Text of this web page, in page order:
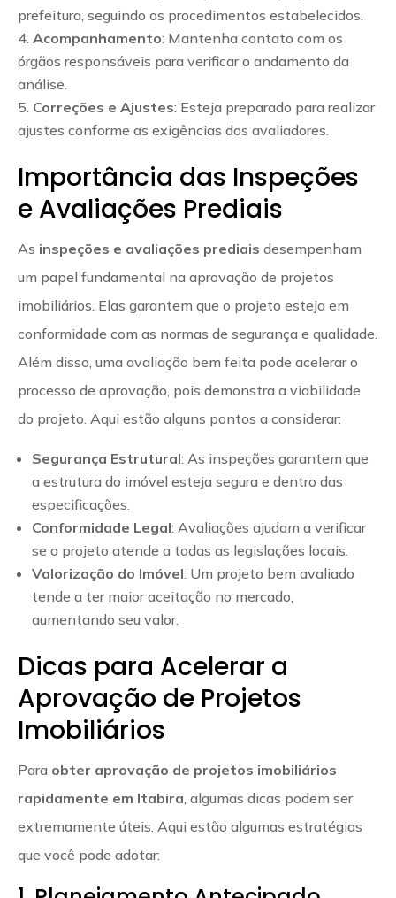
prefeitura, seguindo os procedimentos estabelecidos.
Acompanhamento: Mantenha contato com os
órgãos responsáveis para verificar o andamento da
análise.
Correções e Ajustes: Esteja preparado para realizar
ajustes conforme as exigências dos avaliadores.
Importância das Inspeções
e Avaliações Prediais
As inspeções e avaliações prediais desempenham
um papel fundamental na aprovação de projetos
imobiliários. Elas garantem que o projeto esteja em
conformidade com as normas de segurança e qualidade.
Além disso, uma avaliação bem feita pode acelerar o
processo de aprovação, pois demonstra a viabilidade
do projeto. Aqui estão alguns pontos a considerar:
Segurança Estrutural: As inspeções garantem que
a estrutura do imóvel esteja segura e dentro das
especificações.
Conformidade Legal: Avaliações ajudam a verificar
se o projeto atende a todas as legislações locais.
Valorização do Imóvel: Um projeto bem avaliado
tende a ter maior aceitação no mercado,
aumentando seu valor.
Dicas para Acelerar a
Aprovação de Projetos
Imobiliários
Para obter aprovação de projetos imobiliários
rapidamente em Itabira , algumas dicas podem ser
extremamente úteis. Aqui estão algumas estratégias
que você pode adotar: